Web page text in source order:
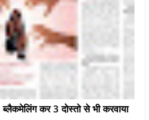
ब्लैकमेलिंग कर 3 दोस्तो से भी करवाया